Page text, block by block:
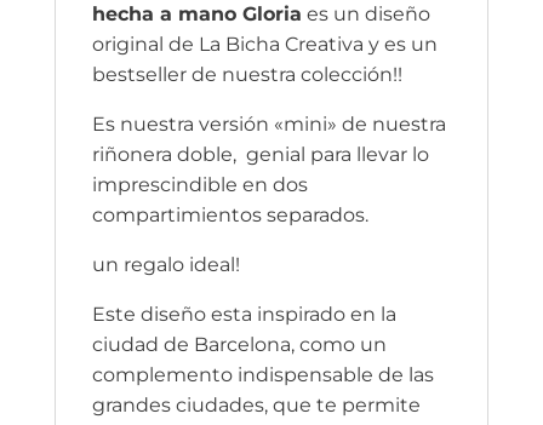
hecha a mano Gloria es un diseño
original de La Bicha Creativa y es un
bestseller de nuestra colección!!
Es nuestra versión «mini» de nuestra
riñonera doble, genial para llevar lo
imprescindible en dos
compartimientos separados.
un regalo ideal!
Este diseño esta inspirado en la
ciudad de Barcelona, como un
complemento indispensable de las
grandes ciudades, que te permite